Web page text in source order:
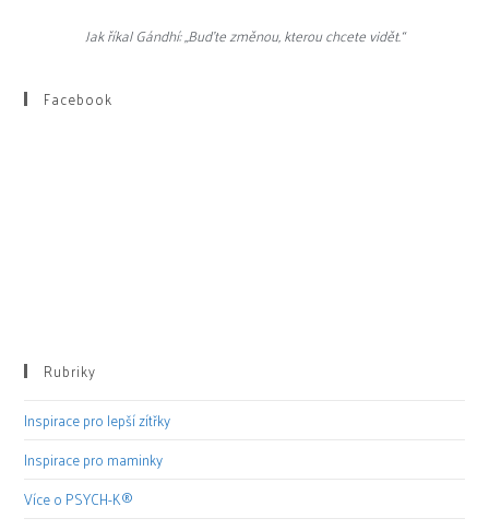
Jak říkal Gándhí: „Buďte změnou, kterou chcete vidět.“
Facebook
Rubriky
Inspirace pro lepší zítřky
Inspirace pro maminky
Více o PSYCH-K®